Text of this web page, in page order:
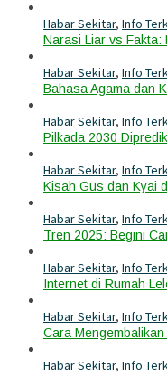
Habar Sekitar, Info
Narasi Liar vs
Habar Sekitar, Info
Bahasa Agama dan
Habar Sekitar, Info
Pilkada 2030
Habar Sekitar, Info
Kisah Gus dan Kyai
Habar Sekitar, Info
Tren 2025: Begini
Habar Sekitar, Info
Internet di Rumah
Habar Sekitar, Info
Cara
Habar Sekitar, Info